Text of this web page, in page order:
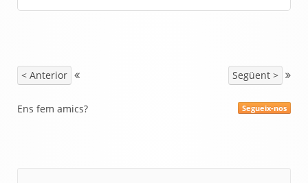
< Anterior Següent >
Segueix-nos
Ens fem amics?